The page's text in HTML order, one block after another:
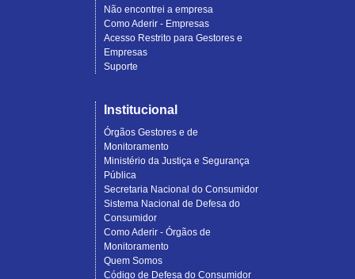
Não encontrei a empresa
Como Aderir - Empresas
Acesso Restrito para Gestores e
Empresas
Suporte
Institucional
Órgãos Gestores e de
Monitoramento
Ministério da Justiça e Segurança
Pública
Secretaria Nacional do Consumidor
Sistema Nacional de Defesa do
Consumidor
Como Aderir - Órgãos de
Monitoramento
Quem Somos
Código de Defesa do Consumidor